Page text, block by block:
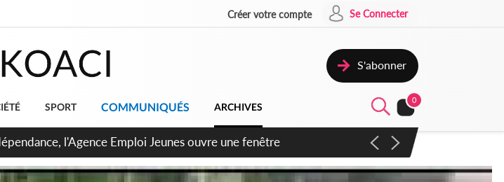
Créer votre compte Se Connecter
S'abonner
SPORT COMMUNIQUÉS ARCHIVES
0
les agents contractuels obtiennent un accord avec la